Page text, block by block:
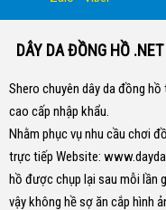
DÂY DA ĐỒNG HỒ .NET
Shero chuyên dây da đồng
cao cấp nhập khẩu.
Nhằm phục vụ nhu cầu chơi
trực tiếp Website:
hồ được chụp lại sau mỗi lần
vậy không hề sợ ăn cắp hình